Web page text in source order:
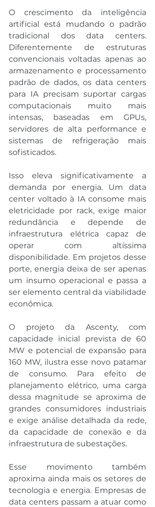
O crescimento da inteligência
artificial está mudando o padrão
tradicional dos data centers.
Diferentemente de estruturas
convencionais voltadas apenas ao
armazenamento e processamento
padrão de dados, os data centers
para IA precisam suportar cargas
computacionais muito mais
intensas, baseadas em GPUs,
servidores de alta performance e
sistemas de refrigeração mais
sofisticados.
Isso eleva significativamente a
demanda por energia. Um data
center voltado à IA consome mais
eletricidade por rack, exige maior
redundância e depende de
infraestrutura elétrica capaz de
operar com altíssima
disponibilidade. Em projetos desse
porte, energia deixa de ser apenas
um insumo operacional e passa a
ser elemento central da viabilidade
econômica.
O projeto da Ascenty, com
capacidade inicial prevista de 60
MW e potencial de expansão para
160 MW, ilustra esse novo patamar
de consumo. Para efeito de
planejamento elétrico, uma carga
dessa magnitude se aproxima de
grandes consumidores industriais
e exige análise detalhada da rede,
da capacidade de conexão e da
infraestrutura de subestações.
Esse movimento também
aproxima ainda mais os setores de
tecnologia e energia. Empresas de
data centers passam a atuar como